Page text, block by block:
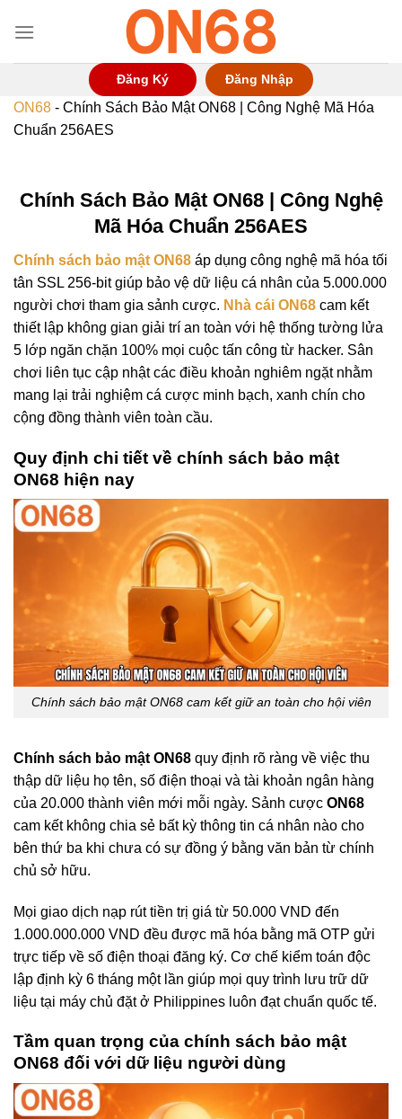
đến
Đăng Ký Đăng Nhập
ON68 - Chính Sách Bảo Mật ON68 | Công Nghệ Mã Hóa
Chuẩn 256AES
Chính Sách Bảo Mật ON68 | Công Nghệ
Mã Hóa Chuẩn 256AES
Chính sách bảo mật ON68 áp dụng công nghệ mã hóa tối
tân SSL 256-bit giúp bảo vệ dữ liệu cá nhân của 5.000.000
người chơi tham gia sảnh cược. Nhà cái ON68 cam kết
thiết lập không gian giải trí an toàn với hệ thống tường lửa
5 lớp ngăn chặn 100% mọi cuộc tấn công từ hacker. Sân
chơi liên tục cập nhật các điều khoản nghiêm ngặt nhằm
mang lại trải nghiệm cá cược minh bạch, xanh chín cho
cộng đồng thành viên toàn cầu.
Quy định chi tiết về chính sách bảo mật
ON68 hiện nay
Chính sách bảo mật ON68 cam kết giữ an toàn cho hội viên
Chính sách bảo mật ON68 quy định rõ ràng về việc thu
thập dữ liệu họ tên, số điện thoại và tài khoản ngân hàng
của 20.000 thành viên mới mỗi ngày. Sảnh cược ON68
cam kết không chia sẻ bất kỳ thông tin cá nhân nào cho
bên thứ ba khi chưa có sự đồng ý bằng văn bản từ chính
chủ sở hữu.
Mọi giao dịch nạp rút tiền trị giá từ 50.000 VND đến
1.000.000.000 VND đều được mã hóa bằng mã OTP gửi
trực tiếp về số điện thoại đăng ký. Cơ chế kiểm toán độc
lập định kỳ 6 tháng một lần giúp mọi quy trình lưu trữ dữ
liệu tại máy chủ đặt ở Philippines luôn đạt chuẩn quốc tế.
Tầm quan trọng của chính sách bảo mật
ON68 đối với dữ liệu người dùng